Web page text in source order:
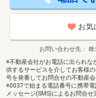
お気
お問い合わせ先
株
※不動産会社がお電話に出られな
供するサービスを介してお客様
号を発番してお問合せの不動産会
※0037で始まる電話番号に携帯
メッセージ(SMS)によるお問合